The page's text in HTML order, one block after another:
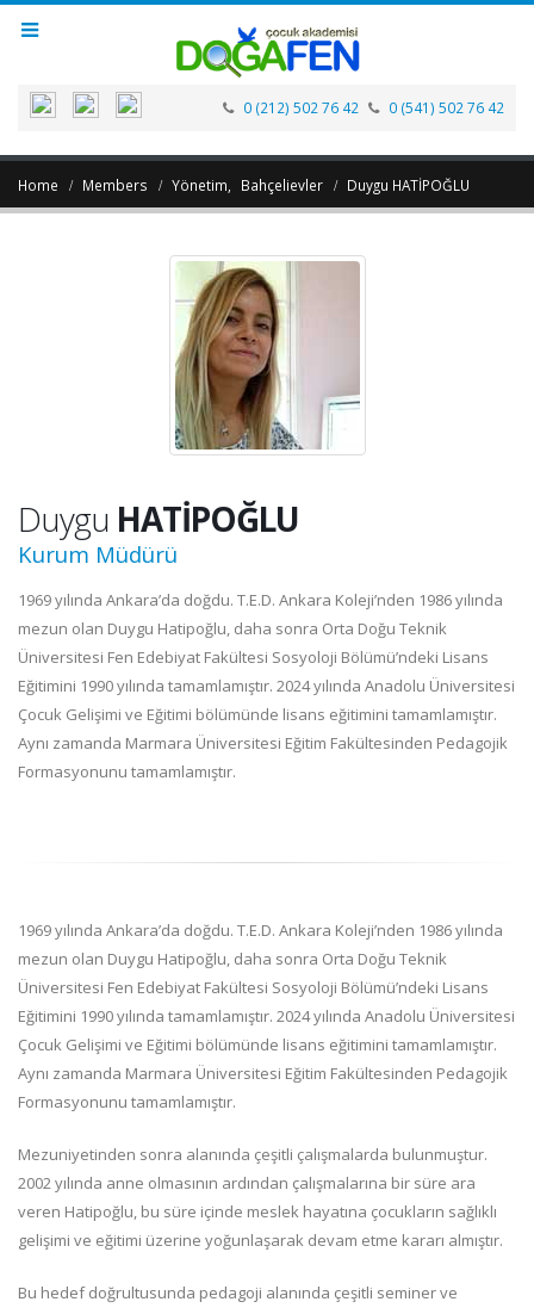
0 (212) 502 76 42 0 (541) 502 76 42
Home Members Yönetim, Bahçelievler Duygu HATİPOĞLU
Duygu HATİPOĞLU
Kurum Müdürü
1969 yılında Ankara’da doğdu. T.E.D. Ankara Koleji’nden 1986 yılında
mezun olan Duygu Hatipoğlu, daha sonra Orta Doğu Teknik
Üniversitesi Fen Edebiyat Fakültesi Sosyoloji Bölümü’ndeki Lisans
Eğitimini 1990 yılında tamamlamıştır. 2024 yılında Anadolu Üniversitesi
Çocuk Gelişimi ve Eğitimi bölümünde lisans eğitimini tamamlamıştır.
Aynı zamanda Marmara Üniversitesi Eğitim Fakültesinden Pedagojik
Formasyonunu tamamlamıştır.
1969 yılında Ankara’da doğdu. T.E.D. Ankara Koleji’nden 1986 yılında
mezun olan Duygu Hatipoğlu, daha sonra Orta Doğu Teknik
Üniversitesi Fen Edebiyat Fakültesi Sosyoloji Bölümü’ndeki Lisans
Eğitimini 1990 yılında tamamlamıştır. 2024 yılında Anadolu Üniversitesi
Çocuk Gelişimi ve Eğitimi bölümünde lisans eğitimini tamamlamıştır.
Aynı zamanda Marmara Üniversitesi Eğitim Fakültesinden Pedagojik
Formasyonunu tamamlamıştır.
Mezuniyetinden sonra alanında çeşitli çalışmalarda bulunmuştur.
2002 yılında anne olmasının ardından çalışmalarına bir süre ara
veren Hatipoğlu, bu süre içinde meslek hayatına çocukların sağlıklı
gelişimi ve eğitimi üzerine yoğunlaşarak devam etme kararı almıştır.
Bu hedef doğrultusunda pedagoji alanında çeşitli seminer ve